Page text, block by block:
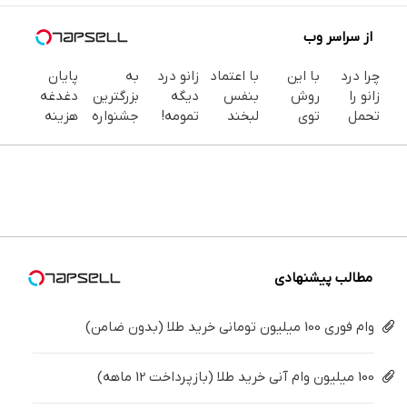
از سراسر وب
چرا درد
زانو را
تحمل
کن
با این
روش
توی
با اعتماد
بنفس
لبخند
زانو درد
دیگه
تمومه!
به
بزرگترین
جشنواره
پایان
دغدغه
هزینه
کننده
مطالب پیشنهادی
وام فوری 100 میلیون تومانی خرید طلا (بدون ضامن)
100 میلیون وام آنی خرید طلا (بازپرداخت 12 ماهه)